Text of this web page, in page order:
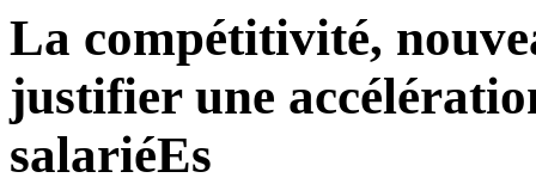
La compétitivité,
justifier une
salariéEs